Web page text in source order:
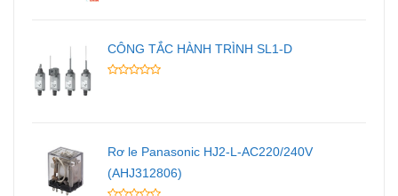
CÔNG TẮC HÀNH TRÌNH SL1-D
Rơ le Panasonic HJ2-L-AC220/240V
(AHJ312806)